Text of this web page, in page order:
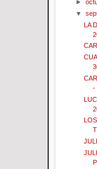
►
▼
LA
-